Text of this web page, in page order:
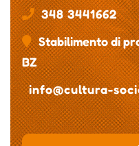
348 3441662
Stabilimento di
BZ
info@cultura-